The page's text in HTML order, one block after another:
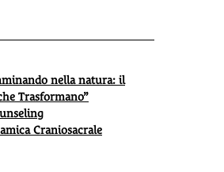
nella natura: il
Trasformano”
Craniosacrale